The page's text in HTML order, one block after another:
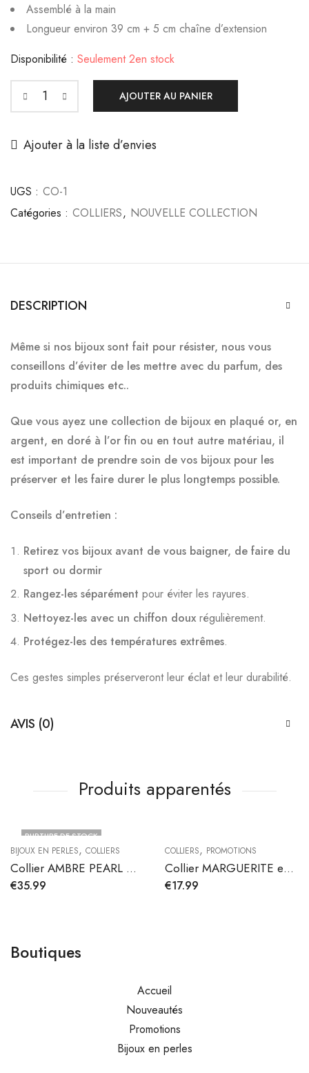
Assemblé à la main
Longueur environ 39 cm + 5 cm chaîne d’extension
Disponibilité : Seulement 2en stock
AJOUTER AU PANIER
Ajouter à la liste d’envies
UGS : CO-1
Catégories : COLLIERS, NOUVELLE COLLECTION
DESCRIPTION
Même si nos bijoux sont fait pour résister, nous vous
conseillons d’éviter de les mettre avec du parfum, des
produits chimiques etc..
Que vous ayez une collection de bijoux en plaqué or, en
argent, en doré à l’or fin ou en tout autre matériau, il
est important de prendre soin de vos bijoux pour les
préserver et les faire durer le plus longtemps possible.
Conseils d’entretien :
Retirez vos bijoux avant de vous baigner, de faire du
sport ou dormir
Rangez-les séparément pour éviter les rayures.
Nettoyez-les avec un chiffon doux régulièrement.
Protégez-les des températures extrêmes.
Ces gestes simples préserveront leur éclat et leur durabilité.
AVIS (0)
Produits apparentés
RUPTURE DE STOCK
BIJOUX EN PERLES, COLLIERS
Collier AMBRE PEARL mini
€35.99
COLLIERS, PROMOTIONS
Collier MARGUERITE en argent
€17.99
Boutiques
Accueil
Nouveautés
Promotions
Bijoux en perles